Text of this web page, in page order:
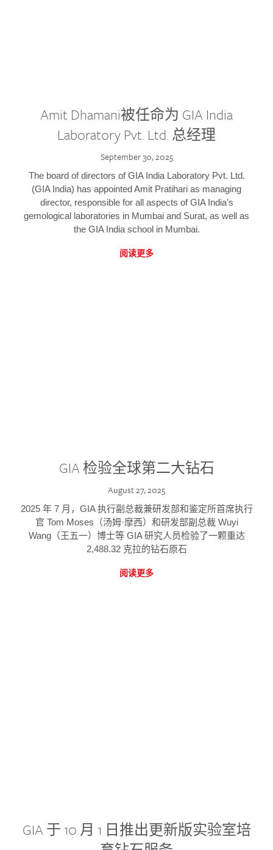
Amit Dhamani被任命为 GIA India
Laboratory Pvt. Ltd. 总经理
September 30, 2025
The board of directors of GIA India Laboratory Pvt. Ltd.
(GIA India) has appointed Amit Pratihari as managing
director, responsible for all aspects of GIA India’s
gemological laboratories in Mumbai and Surat, as well as
the GIA India school in Mumbai.
阅读更多
GIA 检验全球第二大钻石
August 27, 2025
2025 年 7 月，GIA 执行副总裁兼研发部和鉴定所首席执行
官 Tom Moses（汤姆·摩西）和研发部副总裁 Wuyi
Wang（王五一）博士等 GIA 研究人员检验了一颗重达
2,488.32 克拉的钻石原石
阅读更多
GIA 于 10 月 1 日推出更新版实验室培